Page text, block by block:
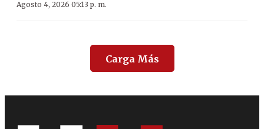
Agosto 4, 2026 05:13 p. m.
Carga Más